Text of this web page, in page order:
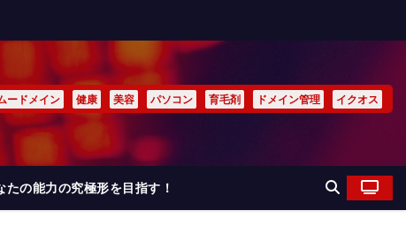
ードメイン 健康 美容 パソコン 育毛剤 ドメイン管理 イクオス
の能力の究極形を目指す！